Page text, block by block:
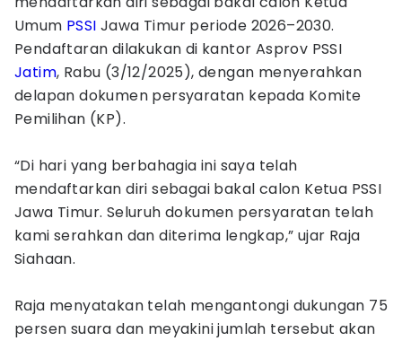
Umum PSSI Jawa Timur periode 2026–2030.
Pendaftaran dilakukan di kantor Asprov PSSI
Jatim, Rabu (3/12/2025), dengan menyerahkan
delapan dokumen persyaratan kepada Komite
Pemilihan (KP).
“Di hari yang berbahagia ini saya telah
mendaftarkan diri sebagai bakal calon Ketua PSSI
Jawa Timur. Seluruh dokumen persyaratan telah
kami serahkan dan diterima lengkap,” ujar Raja
Siahaan.
Raja menyatakan telah mengantongi dukungan 75
persen suara dan meyakini jumlah tersebut akan